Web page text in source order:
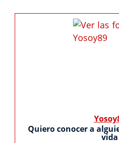
Quiero conocer a
vida